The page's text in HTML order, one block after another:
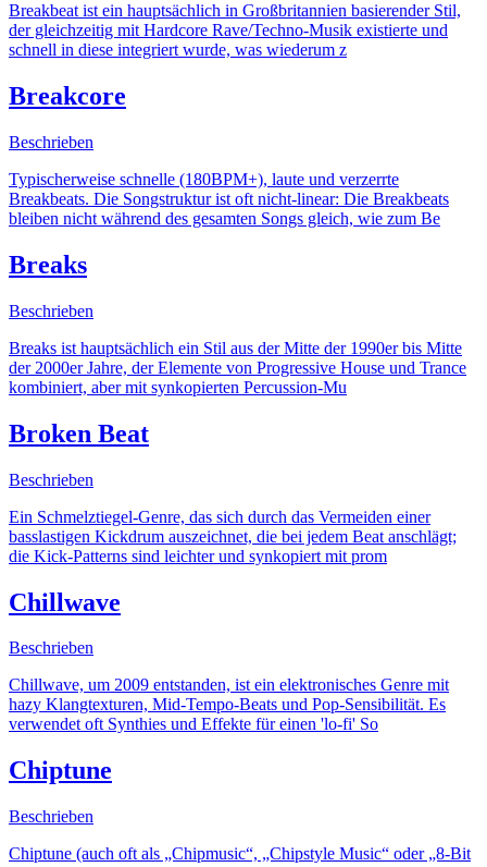
Breakbeat ist ein hauptsächlich in Großbritannien basierender Stil,
der gleichzeitig mit Hardcore Rave/Techno-Musik existierte und
schnell in diese integriert wurde, was wiederum z
Breakcore
Beschrieben
Typischerweise schnelle (180BPM+), laute und verzerrte
Breakbeats. Die Songstruktur ist oft nicht-linear: Die Breakbeats
bleiben nicht während des gesamten Songs gleich, wie zum Be
Breaks
Beschrieben
Breaks ist hauptsächlich ein Stil aus der Mitte der 1990er bis Mitte
der 2000er Jahre, der Elemente von Progressive House und Trance
kombiniert, aber mit synkopierten Percussion-Mu
Broken Beat
Beschrieben
Ein Schmelztiegel-Genre, das sich durch das Vermeiden einer
basslastigen Kickdrum auszeichnet, die bei jedem Beat anschlägt;
die Kick-Patterns sind leichter und synkopiert mit prom
Chillwave
Beschrieben
Chillwave, um 2009 entstanden, ist ein elektronisches Genre mit
hazy Klangtexturen, Mid-Tempo-Beats und Pop-Sensibilität. Es
verwendet oft Synthies und Effekte für einen 'lo-fi' So
Chiptune
Beschrieben
Chiptune (auch oft als „Chipmusic“, „Chipstyle Music“ oder „8-Bit